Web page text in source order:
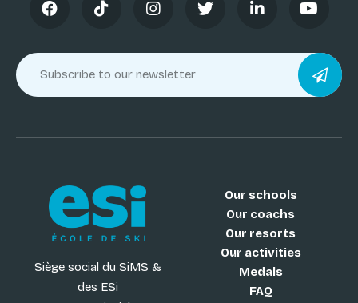
Siège social du SiMS &
des ESi
Our schools
Our coachs
Our resorts
Our activities
Medals
FAQ